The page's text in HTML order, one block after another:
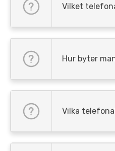
Vilket
Hur byter
Vilka